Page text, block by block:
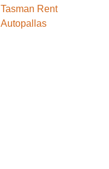
Tasman Rent
Autopallas